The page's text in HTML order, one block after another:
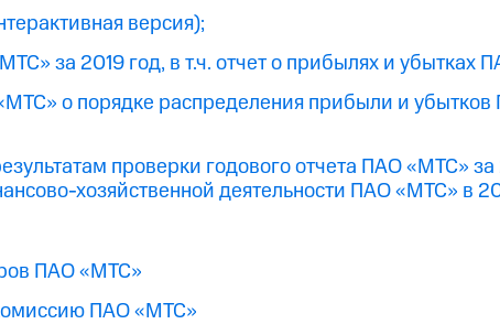
версия);
за 2019 год, в т.ч. отчет о прибылях и убытках
о порядке распределения прибыли и
проверки годового отчета ПАО «МТС» за
хозяйственной деятельности ПАО «МТС» в
ПАО «МТС»
ПАО «МТС»